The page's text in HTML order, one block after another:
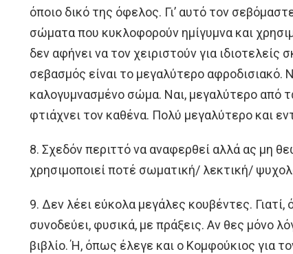
όποιο δικό της όφελος. Γι’ αυτό τον
σώματα που κυκλοφορούν ημίγυμνα και
δεν αφήνει να τον χειριστούν για
σεβασμός είναι το μεγαλύτερο αφροδισιακό.
καλογυμνασμένο σώμα. Ναι, μεγαλύτερο από
φτιάχνει τον καθένα. Πολύ μεγαλύτερο και
8. Σχεδόν περιττό να αναφερθεί αλλά ας μη
χρησιμοποιεί ποτέ σωματική/ λεκτική/
9. Δεν λέει εύκολα μεγάλες κουβέντες. Γιατί,
συνοδεύει, φυσικά, με πράξεις. Αν θες μόνο
βιβλίο. Ή, όπως έλεγε και ο Κομφούκιος για